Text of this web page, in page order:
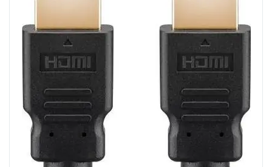
ultieme
kijkervaring”